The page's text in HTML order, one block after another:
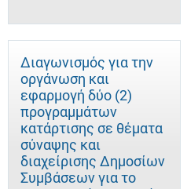
Διαγωνισμός για την
οργάνωση και
εφαρμογή δύο (2)
προγραμμάτων
κατάρτισης σε θέματα
σύναψης και
διαχείρισης Δημοσίων
Συμβάσεων για το